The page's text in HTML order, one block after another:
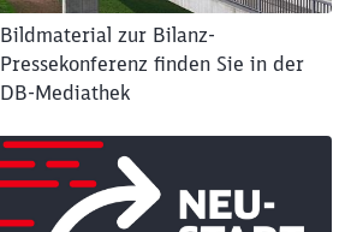
Bildmaterial zur Bilanz-
Pressekonferenz finden Sie in der
DB-Mediathek